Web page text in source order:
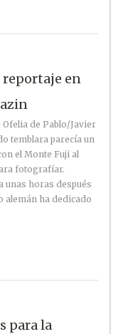
reportaje en
Ofelia de Pablo/Javier
temblara parecía un
el Monte Fuji al
fotografíar.
horas después
alemán ha dedicado
para la